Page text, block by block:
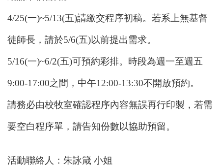
4/25(一)~5/13(五)請繳交程序初稿。若系上無基督
徒師長，請於5/6(五)以前提出需求。
5/16(一)~6/2(五)可預約彩排。時段為週一至週五
9:00-17:00之間，中午12:00-13:30不開放預約。
請務必由校牧室確認程序內容無誤再行印製，若需
要空白程序單，請告知份數以協助預留。
活動聯絡人：朱詠箴 小姐